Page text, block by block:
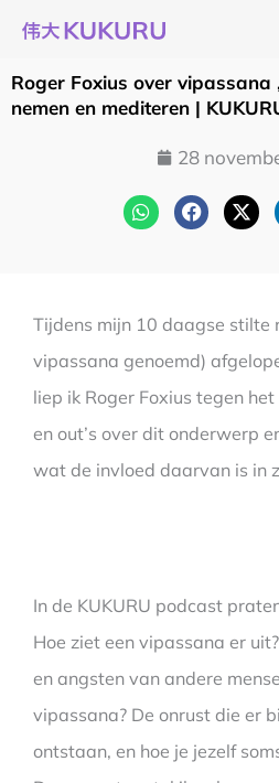
naar
de
inhoud
Roger Foxius over vipassana
nemen en mediteren |
28
Tijdens mijn 10 daagse stilte
vipassana genoemd)
liep ik Roger Foxius tegen
en out’s over dit onderwerp
wat de invloed daarvan is in
In de KUKURU podcast
Hoe ziet een vipassana er
en angsten van andere
vipassana? De onrust die er
ontstaan, en hoe je jezelf